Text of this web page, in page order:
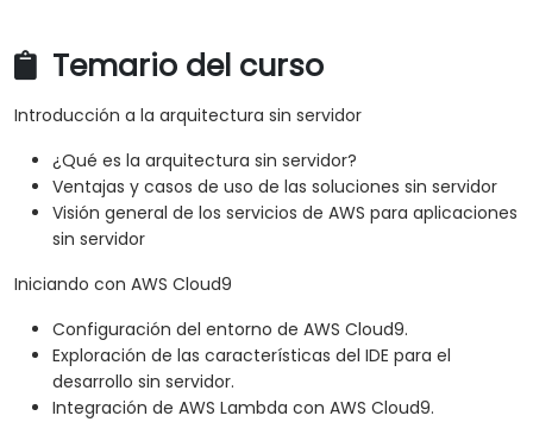
Temario del curso
Introducción a la arquitectura sin servidor
¿Qué es la arquitectura sin servidor?
Ventajas y casos de uso de las soluciones sin servidor
Visión general de los servicios de AWS para aplicaciones
sin servidor
Iniciando con AWS Cloud9
Configuración del entorno de AWS Cloud9.
Exploración de las características del IDE para el
desarrollo sin servidor.
Integración de AWS Lambda con AWS Cloud9.